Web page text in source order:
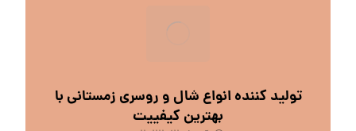
تولید کننده انواع شال و روسری زمستانی با
بهترین کیفییت